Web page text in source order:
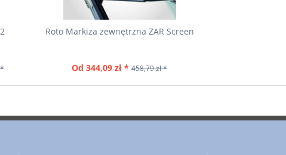
Roto Markiza zewnętrzna ZAR Screen
Od 344,09 zł * 458,79 zł *